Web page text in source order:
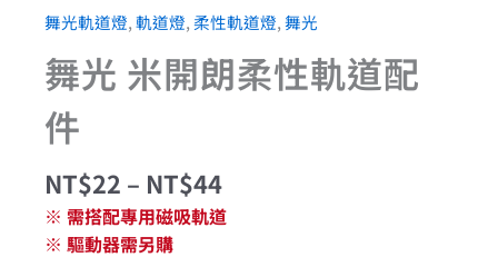
舞光軌道燈,軌道燈,柔性軌道燈,舞光
舞光 米開朗柔性軌道配
件
NT$22 – NT$44
※ 需搭配專用磁吸軌道
※ 驅動器需另購